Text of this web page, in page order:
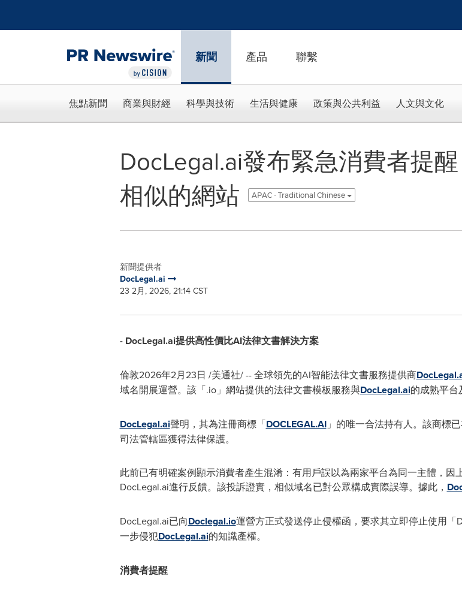
新聞 產品 聯繫
焦點新聞 商業與財經 科學與技術 生活與健康 政策與公共利益 人文與文化
DocLegal.ai發布緊急消費者提
相似的網站
APAC - Traditional Chinese
新聞提供者
DocLegal.ai
23 2月, 2026, 21:14 CST
- DocLegal.ai提供高性價比AI法律文書解決方案
倫敦2026年2月23日 /美通社/ -- 全球領先的AI智能法律文書服務提供商
域名開展運營。該「.io」網站提供的法律文書模板服務與DocLegal.ai的成熟平台
DocLegal.ai聲明，其為注冊商標「DOCLEGAL.AI」的唯一合法持有人。該商標
司法管轄區獲得法律保護。
此前已有明確案例顯示消費者產生混淆：有用戶誤以為兩家平台為同一主體，
DocLegal.ai進行反饋。該投訴證實，相似域名已對公眾構成實際誤導。據此，
DocLegal.ai已向Doclegal.io運營方正式發送停止侵權函，要求其立即停止使用
一步侵犯DocLegal.ai的知識產權。
消費者提醒